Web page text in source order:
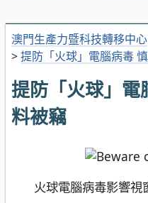
澳門生產力暨科技轉移中心
>提防「火球」電腦病毒
提防「火球」電
料被竊
火球電腦病毒影響